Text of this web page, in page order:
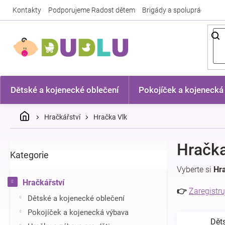
Kontakty Podporujeme Radost dětem Brigády a spolupráce
Dětské a kojenecké oblečení Pokojíček a kojenecká
DomůHračkářství Hračka Vlk
o
t
r
Přeskočit
Kategorie
Hračkářství
Dětské a kojenecké oblečení
Pokojíček a kojenecká výbava
Vyberte si
👉